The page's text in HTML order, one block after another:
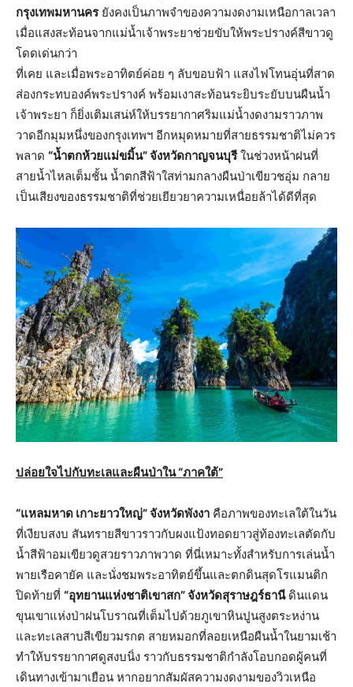
กรุงเทพมหานครยังคงเป็นภาพจำของความงดงามเหนือกาลเวลา
เมื่อแสงสะท้อนจากแม่น้ำเจ้าพระยาช่วยขับให้พระปรางค์สีขาวดู
โดดเด่นกว่า
ที่เคย และเมื่อพระอาทิตย์ค่อย ๆ ลับขอบฟ้า แสงไฟโทนอุ่นที่สาด
ส่องกระทบองค์พระปรางค์ พร้อมเงาสะท้อนระยิบระยับบนผืนน้ำ
เจ้าพระยา ก็ยิ่งเติมเสน่ห์ให้บรรยากาศริมแม่น้ำงดงามราวภาพ
วาดอีกมุมหนึ่งของกรุงเทพฯ อีกหมุดหมายที่สายธรรมชาติไม่ควร
พลาด “น้ำตกห้วยแม่ขมิ้น” จังหวัดกาญจนบุรีในช่วงหน้าฝนที่
สายน้ำไหลเต็มชั้น น้ำตกสีฟ้าใสท่ามกลางผืนป่าเขียวชอุ่ม กลาย
เป็นเสียงของธรรมชาติที่ช่วยเยียวยาความเหนื่อยล้าได้ดีที่สุด
ปล่อยใจไปกับทะเลและผืนป่าใน “ภาคใต้”
“แหลมหาด เกาะยาวใหญ่” จังหวัดพังงา คือภาพของทะเลใต้ในวัน
ที่เงียบสงบ สันทรายสีขาวราวกับผงแป้งทอดยาวสู่ท้องทะเลตัดกับ
น้ำสีฟ้าอมเขียวดูสวยราวภาพวาด ที่นี่เหมาะทั้งสำหรับการเล่นน้ำ
พายเรือคายัค และนั่งชมพระอาทิตย์ขึ้นและตกดินสุดโรแมนติก
ปิดท้ายที่ “อุทยานแห่งชาติเขาสก” จังหวัดสุราษฎร์ธานีดินแดน
ขุนเขาแห่งป่าฝนโบราณที่เต็มไปด้วยภูเขาหินปูนสูงตระหง่าน
และทะเลสาบสีเขียวมรกต สายหมอกที่ลอยเหนือผืนน้ำในยามเช้า
ทำให้บรรยากาศดูสงบนิ่ง ราวกับธรรมชาติกำลังโอบกอดผู้คนที่
เดินทางเข้ามาเยือน หากอยากสัมผัสความงดงามของวิวเหนือ